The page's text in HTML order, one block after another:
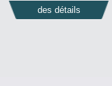
des détails